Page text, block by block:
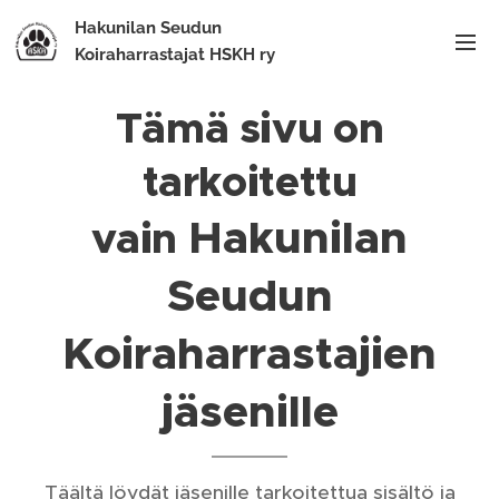
Hakunilan Seudun
Koiraharrastajat HSKH ry
Tämä sivu on
tarkoitettu
vain Hakunilan
Seudun
Koiraharrastajien
jäsenille
Täältä löydät jäsenille tarkoitettua sisältö ja